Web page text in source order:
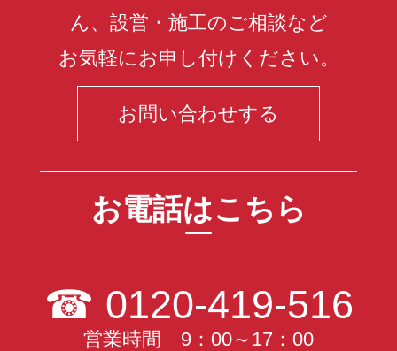
ん、設営・施工のご相談など
お気軽にお申し付けください。
お問い合わせする
お電話はこちら
☎ 0120-419-516
営業時間 9：00～17：00